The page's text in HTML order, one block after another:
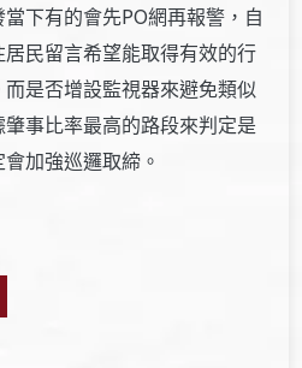
當下有的會先PO網再報警，自
民留言希望能取得有效的行
是否增設監視器來避免類似
事比率最高的路段來判定是
加強巡邏取締。